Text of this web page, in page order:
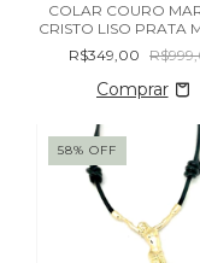
COLAR COURO
CRISTO LISO PRATA
925
R$349,00
58% OFF